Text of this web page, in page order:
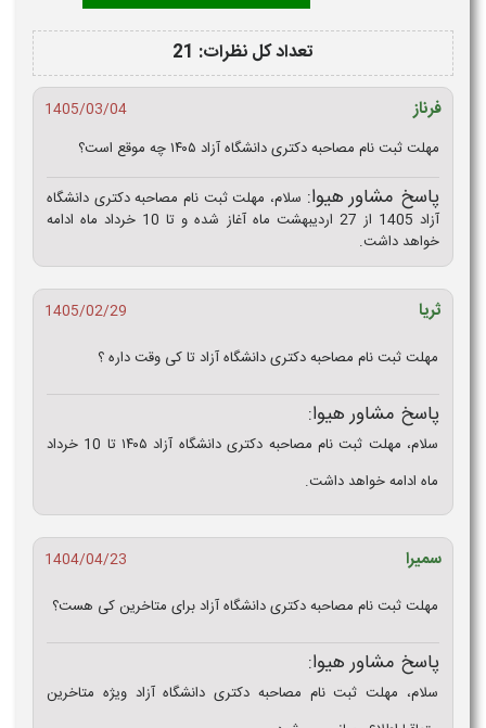
تعداد کل نظرات: 21
فرناز
1405/03/04
مهلت ثبت نام مصاحبه دکتری دانشگاه آزاد ۱۴۰۵ چه موقع است؟
پاسخ مشاور هیوا: سلام، مهلت ثبت نام مصاحبه دکتری دانشگاه
آزاد 1405 از 27 اردیبهشت ماه آغاز شده و تا 10 خرداد ماه ادامه
خواهد داشت.
ثریا
1405/02/29
مهلت ثبت نام مصاحبه دکتری دانشگاه آزاد تا کی وقت داره ؟
پاسخ مشاور هیوا:
سلام، مهلت ثبت نام مصاحبه دکتری دانشگاه آزاد ۱۴۰۵ تا 10 خرداد
ماه ادامه خواهد داشت.
سمیرا
1404/04/23
مهلت ثبت نام مصاحبه دکتری دانشگاه آزاد برای متاخرین کی هست؟
پاسخ مشاور هیوا:
سلام، مهلت ثبت نام مصاحبه دکتری دانشگاه آزاد ویژه متاخرین